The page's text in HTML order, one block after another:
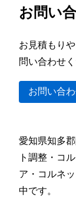
お問い
お見積もり
問い合わせく
お問い合
愛知県知多
ト調整・コ
ア・コルネ
中です。